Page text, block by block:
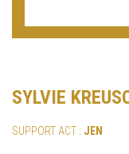
SYLVIE
SUPPORT ACT : JEN